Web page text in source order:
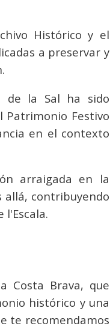
Histórico y el
a preservar y
de la Sal ha sido
Patrimonio Festivo
en el contexto
arraigada en la
allá, contribuyendo
Costa Brava, que
histórico y una
te recomendamos